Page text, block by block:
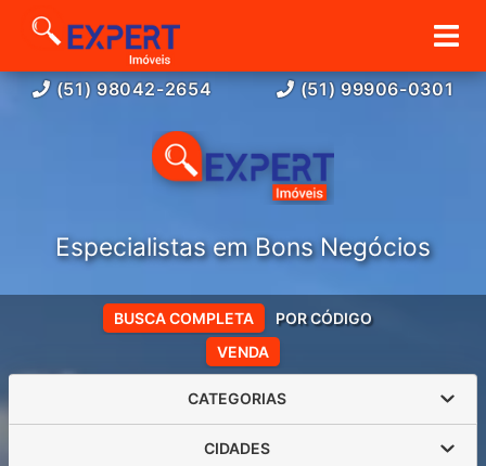
(51) 98042-2654 (51) 99906-0301
Especialistas em Bons Negócios
VENDA
BUSCA COMPLETA POR CÓDIGO
CATEGORIAS
CIDADES